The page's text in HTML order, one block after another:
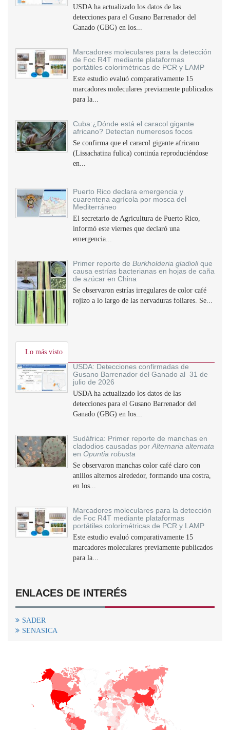
USDA ha actualizado los datos de las
detecciones para el Gusano Barrenador del
Ganado (GBG) en los...
Marcadores moleculares para la detección
de Foc R4T mediante plataformas
portátiles colorimétricas de PCR y LAMP
Este estudio evaluó comparativamente 15
marcadores moleculares previamente publicados
para la...
Cuba:¿Dónde está el caracol gigante
africano? Detectan numerosos focos
Se confirma que el caracol gigante africano
(Lissachatina fulica) continúa reproduciéndose
en...
Puerto Rico declara emergencia y
cuarentena agrícola por mosca del
Mediterráneo
El secretario de Agricultura de Puerto Rico,
informó este viernes que declaró una
emergencia...
Primer reporte de Burkholderia gladiolique
causa estrías bacterianas en hojas de caña
de azúcar en China
Se observaron estrías irregulares de color café
rojizo a lo largo de las nervaduras foliares. Se...
Lo más visto
USDA: Detecciones confirmadas de
Gusano Barrenador del Ganado al 31 de
julio de 2026
USDA ha actualizado los datos de las
detecciones para el Gusano Barrenador del
Ganado (GBG) en los...
Sudáfrica: Primer reporte de manchas en
cladodios causadas por Alternaria alternata
en Opuntia robusta
Se observaron manchas color café claro con
anillos alternos alrededor, formando una costra,
en los...
Marcadores moleculares para la detección
de Foc R4T mediante plataformas
portátiles colorimétricas de PCR y LAMP
Este estudio evaluó comparativamente 15
marcadores moleculares previamente publicados
para la...
ENLACES DE INTERÉS
SADER
SENASICA